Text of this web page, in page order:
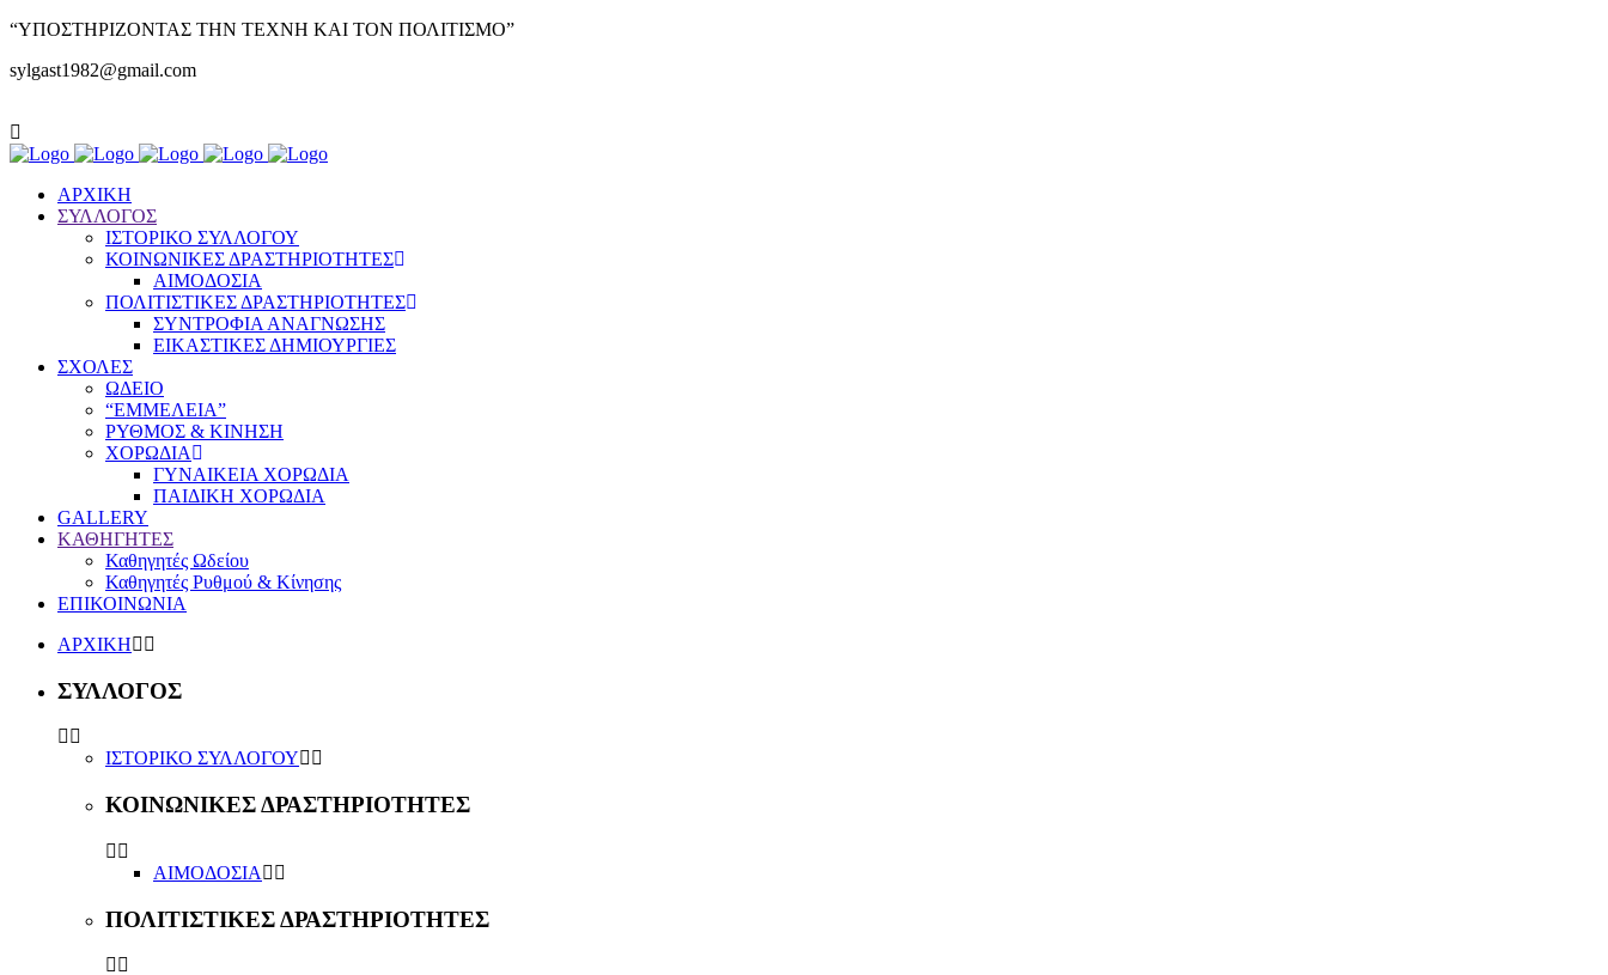
“ΥΠΟΣΤΗΡΙΖΟΝΤΑΣ ΤΗΝ ΤΕΧΝΗ ΚΑΙ ΤΟΝ ΠΟΛΙΤΙΣΜΟ”
sylgast1982@gmail.com
ΑΡΧΙΚΗ
ΣΥΛΛΟΓΟΣ
ΙΣΤΟΡΙΚΟ ΣΥΛΛΟΓΟΥ
ΚΟΙΝΩΝΙΚΕΣ ΔΡΑΣΤΗΡΙΟΤΗΤΕΣ
ΑΙΜΟΔΟΣΙΑ
ΠΟΛΙΤΙΣΤΙΚΕΣ ΔΡΑΣΤΗΡΙΟΤΗΤΕΣ
ΣΥΝΤΡΟΦΙΑ ΑΝΑΓΝΩΣΗΣ
ΕΙΚΑΣΤΙΚΕΣ ΔΗΜΙΟΥΡΓΙΕΣ
ΣΧΟΛΕΣ
ΩΔΕΙΟ
“ΕΜΜΕΛΕΙΑ”
ΡΥΘΜΟΣ & ΚΙΝΗΣΗ
ΧΟΡΩΔΙΑ
ΓΥΝΑΙΚΕΙΑ ΧΟΡΩΔΙΑ
ΠΑΙΔΙΚΗ ΧΟΡΩΔΙΑ
GALLERY
ΚΑΘΗΓΗΤΕΣ
Καθηγητές Ωδείου
Καθηγητές Ρυθμού & Κίνησης
ΕΠΙΚΟΙΝΩΝΙΑ
ΑΡΧΙΚΗ
ΣΥΛΛΟΓΟΣ
ΙΣΤΟΡΙΚΟ ΣΥΛΛΟΓΟΥ
ΚΟΙΝΩΝΙΚΕΣ ΔΡΑΣΤΗΡΙΟΤΗΤΕΣ
ΑΙΜΟΔΟΣΙΑ
ΠΟΛΙΤΙΣΤΙΚΕΣ ΔΡΑΣΤΗΡΙΟΤΗΤΕΣ